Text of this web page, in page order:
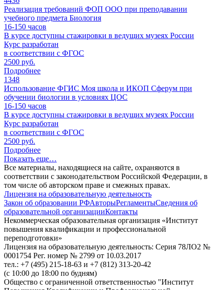
Реализация требований ФОП ООО при преподавании
учебного предмета Биология
16-150 часов
В курсе доступны стажировки в ведущих музеях России
Курс разработан
в соответствии с ФГОС
2500 руб.
Подробнее
1348
Использование ФГИС Моя школа и ИКОП Сферум при
обучении биологии в условиях ЦОС
16-150 часов
В курсе доступны стажировки в ведущих музеях России
Курс разработан
в соответствии с ФГОС
2500 руб.
Подробнее
Показать еще…
Все материалы, находящиеся на сайте, охраняются в
соответствии с законодательством Российской Федерации, в
том числе об авторском праве и смежных правах.
Лицензия на образовательную деятельность
Закон об образовании РФАвторыРегламентыСведения об
образовательной организацииКонтакты
Некоммерческая образовательная организация «Институт
повышения квалификации и профессиональной
переподготовки»
Лицензия на образовательную деятельность: Серия 78ЛО2 №
0001754 Рег. номер № 2799 от 10.03.2017
тел.: +7 (495) 215-18-63 и +7 (812) 313-20-42
(с 10:00 до 18:00 по будням)
Общество с ограниченной ответственностью "Институт